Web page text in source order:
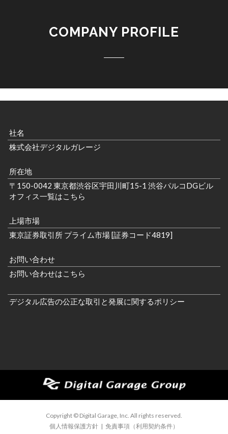
COMPANY PROFILE
社名
株式会社デジタルガレージ
所在地
〒150-0042 東京都渋谷区宇田川町15-1 渋谷パルコDGビル
オフィス一覧はこちら
上場市場
東京証券取引所 プライム市場 [証券コード4819]
お問い合わせ
お問い合わせはこちら
デジタル広告の公正な取引と発展に関するポリシー
Copyright © Digital Garage, Inc. All rights reserved.
個人情報保護方針 | 免責事項（利用契約条件）